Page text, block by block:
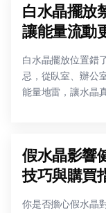
白水晶擺放
讓能量流動
白水晶擺放位置錯
忌，從臥室、辦公
能量地雷，讓水晶
假水晶影響
技巧與購買
你是否擔心假水晶